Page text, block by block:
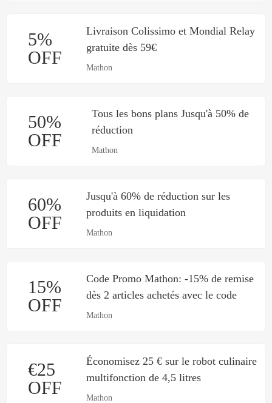
5%
OFF
Livraison Colissimo et Mondial Relay
gratuite dès 59€
Mathon
50%
OFF
Tous les bons plans Jusqu'à 50% de
réduction
Mathon
60%
OFF
Jusqu'à 60% de réduction sur les
produits en liquidation
Mathon
15%
OFF
Code Promo Mathon: -15% de remise
dès 2 articles achetés avec le code
Mathon
€25
OFF
Économisez 25 € sur le robot culinaire
multifonction de 4,5 litres
Mathon